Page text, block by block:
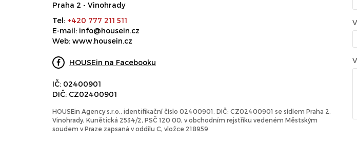
Praha 2 - Vinohrady
Tel: +420 777 211 511
E-mail: info@housein.cz
Web: www.housein.cz
HOUSEin na Facebooku
IČ: 02400901
DIČ: CZ02400901
HOUSEin Agency s.r.o., identifikační číslo 02400901, DIČ: CZ02400901 se sídlem Praha 2,
Vinohrady, Kunětická 2534/2, PSČ 120 00, v obchodním rejstříku vedeném Městským
soudem v Praze zapsaná v oddílu C, vložce 218959